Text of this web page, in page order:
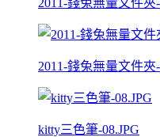
2011-錢兔無量文件夾-
kitty三色筆-08.JPG